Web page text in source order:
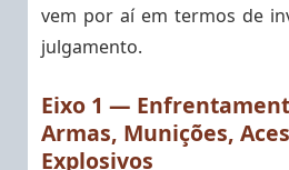
vem por aí em termos de
julgamento.
Eixo 1 —
Armas, Munições,
Explosivos